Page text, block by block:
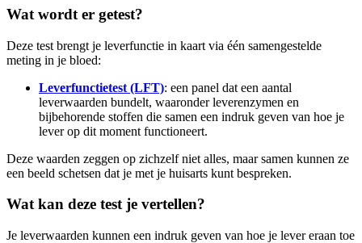
Wat wordt er getest?
Deze test brengt je leverfunctie in kaart via één samengestelde
meting in je bloed:
Leverfunctietest (LFT): een panel dat een aantal
leverwaarden bundelt, waaronder leverenzymen en
bijbehorende stoffen die samen een indruk geven van hoe je
lever op dit moment functioneert.
Deze waarden zeggen op zichzelf niet alles, maar samen kunnen ze
een beeld schetsen dat je met je huisarts kunt bespreken.
Wat kan deze test je vertellen?
Je leverwaarden kunnen een indruk geven van hoe je lever eraan toe